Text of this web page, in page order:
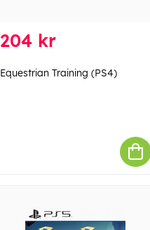
204 kr
Equestrian Training (PS4)